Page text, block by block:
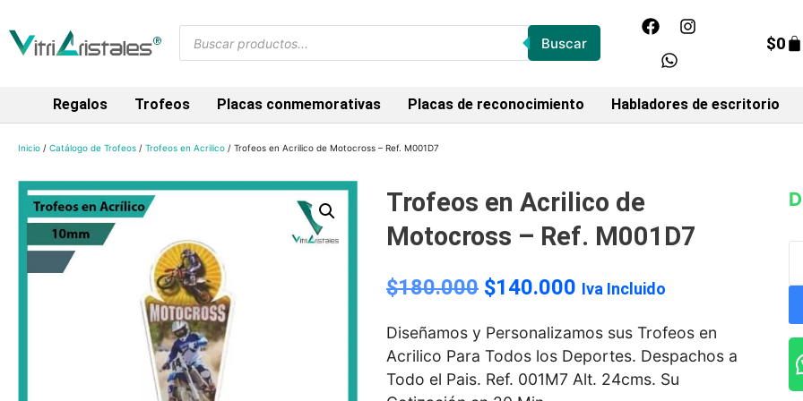
Buscar $0
Regalos Trofeos Placas conmemorativas Placas de reconocimiento Habladores de escritorio
Inicio / Catálogo de Trofeos / Trofeos en Acrilico / Trofeos en Acrilico de Motocross – Ref. M001D7
Trofeos en Acrilico de
Motocross – Ref. M001D7
$180.000 $140.000 Iva Incluido
Diseñamos y Personalizamos sus Trofeos en
Acrilico Para Todos los Deportes. Despachos a
Todo el Pais. Ref. 001M7 Alt. 24cms. Su